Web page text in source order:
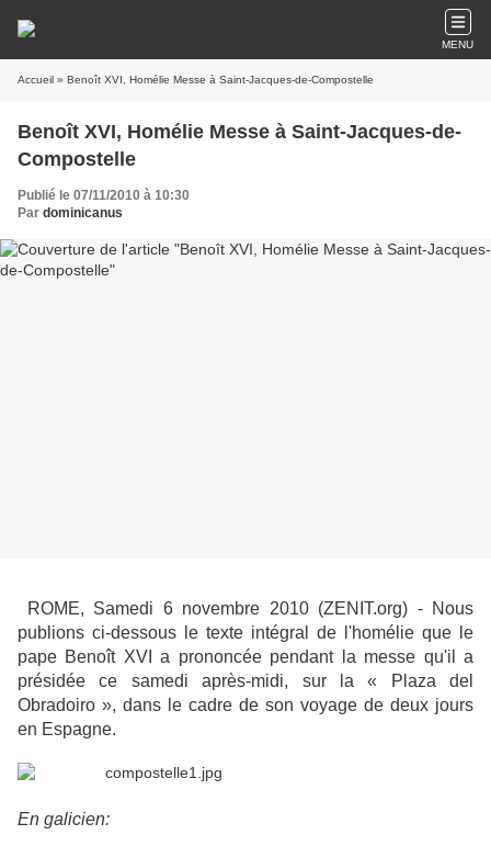
MENU
Accueil » Benoît XVI, Homélie Messe à Saint-Jacques-de-Compostelle
Benoît XVI, Homélie Messe à Saint-Jacques-de-
Compostelle
Publié le 07/11/2010 à 10:30
Par dominicanus
ROME, Samedi 6 novembre 2010 (ZENIT.org) - Nous
publions ci-dessous le texte intégral de l'homélie que le
pape Benoît XVI a prononcée pendant la messe qu'il a
présidée ce samedi après-midi, sur la « Plaza del
Obradoiro », dans le cadre de son voyage de deux jours
en Espagne.
En galicien: